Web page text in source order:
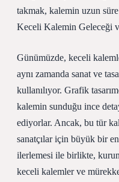
takmak, kalemin uzun süre
Keceli Kalemin Geleceği
Günümüzde, keceli
aynı zamanda sanat ve
kullanılıyor. Grafik
kalemin sunduğu ince
ediyorlar. Ancak, bu tür
sanatçılar için büyük bir
ilerlemesi ile birlikte,
keceli kalemler ve